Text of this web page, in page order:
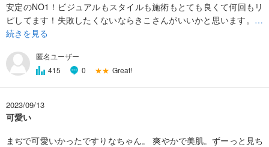
安定のNO1！ビジュアルもスタイルも施術もとても良くて何回もリ
ピしてます！失敗したくないならきこさんがいいかと思います。 …
続きを見る
匿名ユーザー
415
0 ★★ Great!
2023/09/13
可愛い
まぢで可愛いかったですりなちゃん。 爽やかで美肌。ずーっと見ち